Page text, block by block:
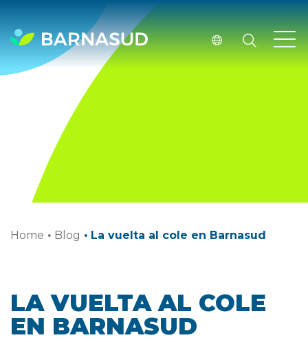
Home · Blog · La vuelta al cole en Barnasud
LA VUELTA AL COLE
EN BARNASUD